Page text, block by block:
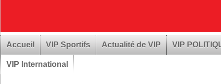
Accueil VIP Sportifs Actualité de VIP VIP
VIP International